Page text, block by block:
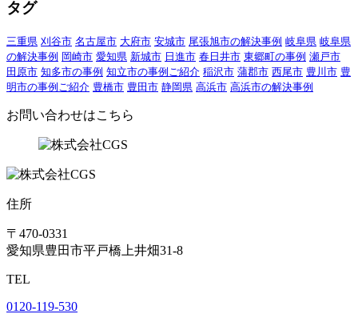
タグ
三重県 刈谷市 名古屋市 大府市 安城市 尾張旭市の解決事例 岐阜県 岐阜県
の解決事例 岡崎市 愛知県 新城市 日進市 春日井市 東郷町の事例 瀬戸市
田原市 知多市の事例 知立市の事例ご紹介 稲沢市 蒲郡市 西尾市 豊川市 豊
明市の事例ご紹介 豊橋市 豊田市 静岡県 高浜市 高浜市の解決事例
お問い合わせはこちら
住所
〒470-0331
愛知県豊田市平戸橋上井畑31-8
TEL
0120-119-530